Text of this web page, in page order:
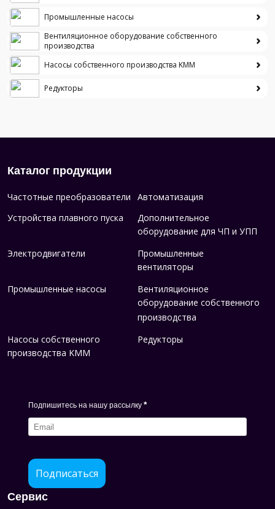
Промышленные насосы
Вентиляционное оборудование собственного
производства
Насосы собственного производства KMM
Редукторы
Каталог продукции
Частотные преобразователи
Автоматизация
Устройства плавного пуска
Дополнительное
оборудование для ЧП и УПП
Электродвигатели Промышленные
вентиляторы
Промышленные насосы Вентиляционное
оборудование собственного
производства
Насосы собственного
производства KMM
Редукторы
Подпишитесь на нашу рассылку *
Подписаться
Сервис